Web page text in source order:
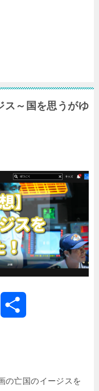
ス～国を思うがゆ
の亡国のイージスを